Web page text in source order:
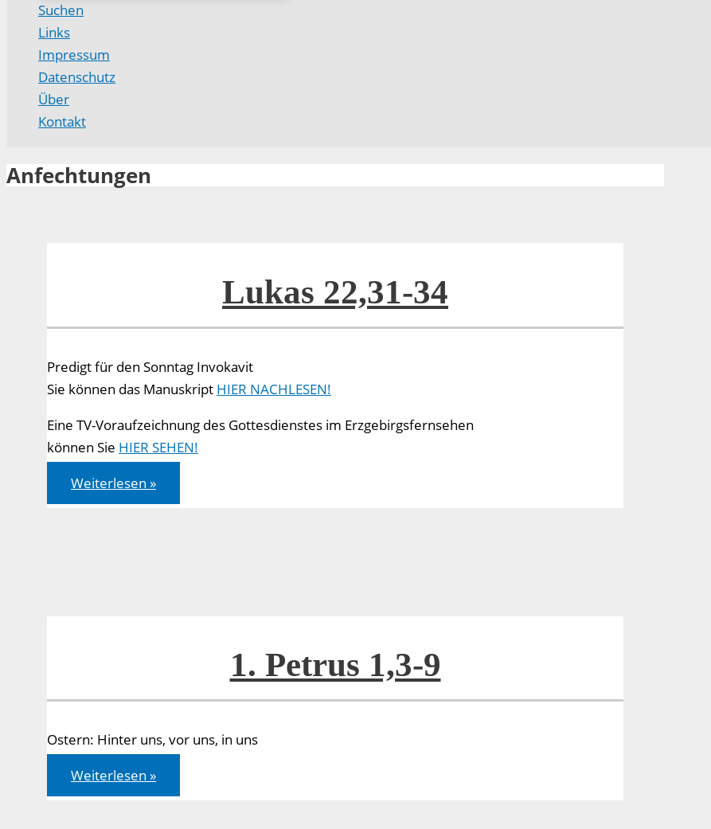
Suchen
Links
Impressum
Datenschutz
Über
Kontakt
Anfechtungen
Lukas 22,31-34
Predigt für den Sonntag Invokavit
Sie können das Manuskript HIER NACHLESEN!
Eine TV-Voraufzeichnung des Gottesdienstes im Erzgebirgsfernsehen
können Sie HIER SEHEN!
Lukas
22,31-
34
Weiterlesen »
1. Petrus 1,3-9
Ostern: Hinter uns, vor uns, in uns
1.
Petrus
1,3-
Weiterlesen »